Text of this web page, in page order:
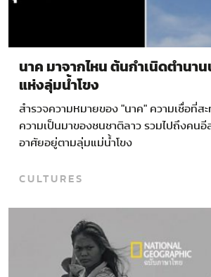
นาค มาจากไหน ต้นกำเนิดตำนา
แห่งลุ่มน้ำโขง
สำรวจความหมายของ "นาค" ความเชื่อที่ส
ความเป็นมาของชนชาติลาว รวมไปถึงคนอี
อาศัยอยู่ตามลุ่มแม่น้ำโขง
CULTURES